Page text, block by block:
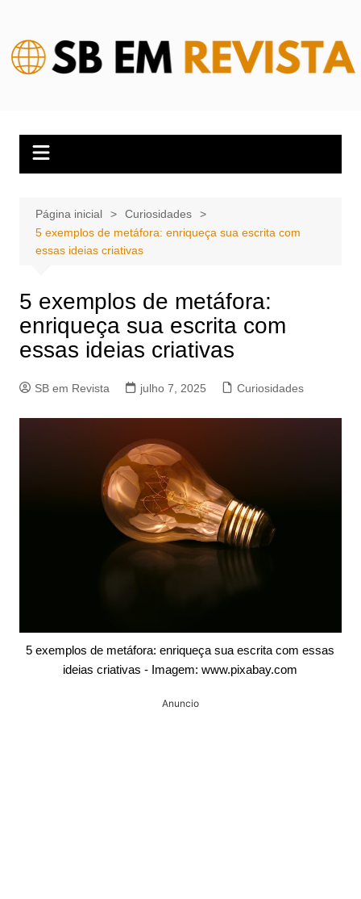
conteúdo
Página inicial
Curiosidades
5 exemplos de metáfora: enriqueça sua escrita com
essas ideias criativas
5 exemplos de metáfora:
enriqueça sua escrita com
essas ideias criativas
SB em Revista julho 7, 2025 Curiosidades
5 exemplos de metáfora: enriqueça sua escrita com essas
ideias criativas - Imagem: www.pixabay.com
Anuncio